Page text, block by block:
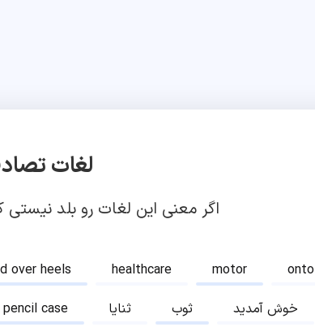
لغات
اگر معنی این لغات رو بلد
over heels healthcare motor onto
pencil case ثنایا ثوب خوش آمدید